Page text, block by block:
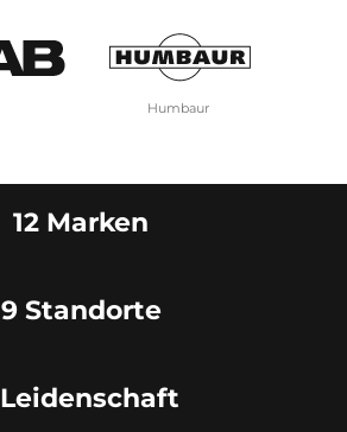
Humbaur
12 Marken
9 Standorte
Leidenschaft